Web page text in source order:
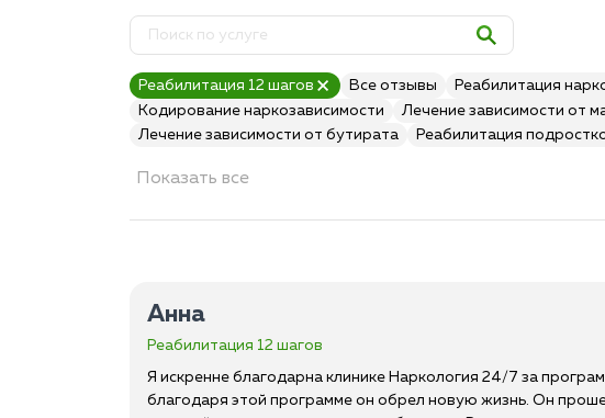
Реабилитация 12 шагов Все отзывы Реабилитация
Кодирование наркозависимости
Лечение зависимости от
Лечение зависимости от бутирата
Реабилитация
Показать все
Анна
Реабилитация 12 шагов
Я искренне благодарна клинике Наркология 24/7 за
благодаря этой программе он обрел новую жизнь. Он